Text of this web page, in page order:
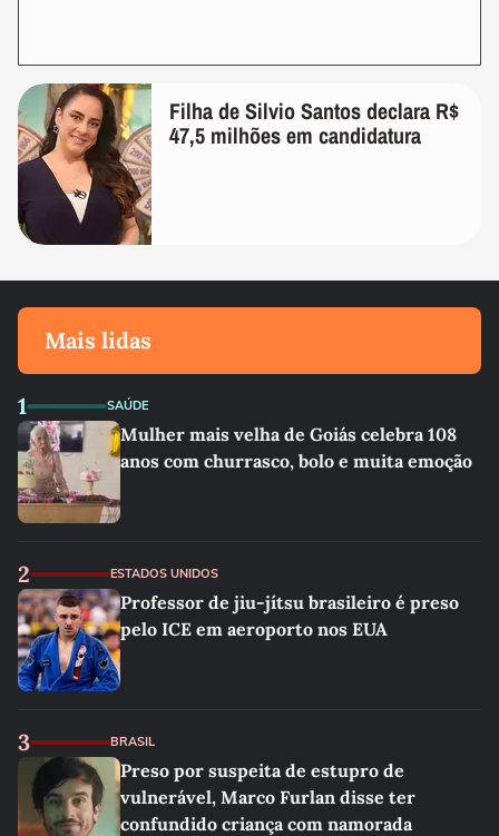
Filha de Silvio Santos declara R$
47,5 milhões em candidatura
Mais lidas
1 SAÚDE
Mulher mais velha de Goiás celebra 108
anos com churrasco, bolo e muita emoção
2 ESTADOS UNIDOS
Professor de jiu-jítsu brasileiro é preso
pelo ICE em aeroporto nos EUA
3 BRASIL
Preso por suspeita de estupro de
vulnerável, Marco Furlan disse ter
confundido criança com namorada